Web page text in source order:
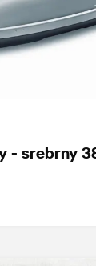
- srebrny